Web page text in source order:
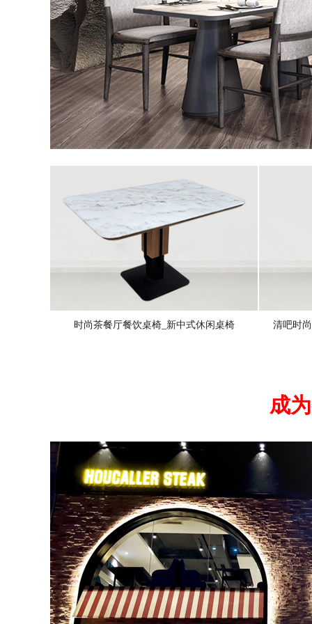
时尚茶餐厅餐饮桌椅_新中式休闲桌椅 清吧时
成